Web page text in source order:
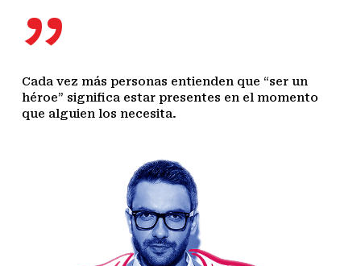
”
Cada vez más personas entienden que “ser un
héroe” significa estar presentes en el momento
que alguien los necesita.